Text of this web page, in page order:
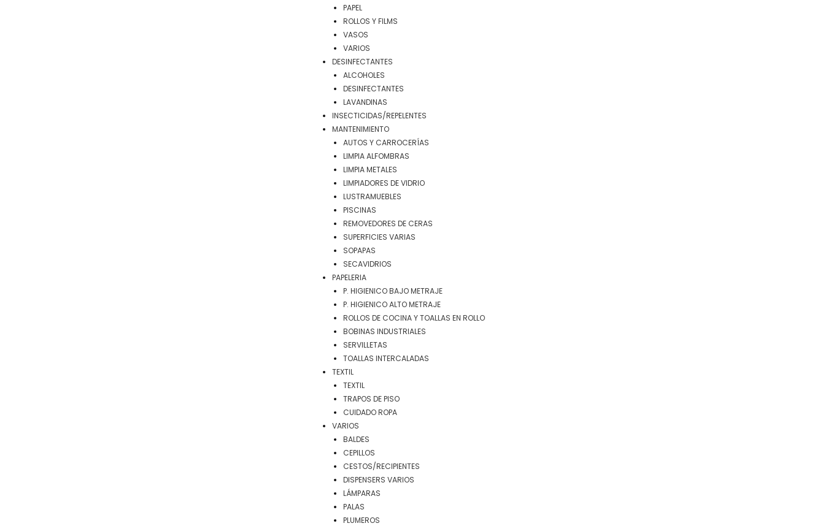
PAPEL
ROLLOS Y FILMS
VASOS
VARIOS
DESINFECTANTES
ALCOHOLES
DESINFECTANTES
LAVANDINAS
INSECTICIDAS/REPELENTES
MANTENIMIENTO
AUTOS Y CARROCERÍAS
LIMPIA ALFOMBRAS
LIMPIA METALES
LIMPIADORES DE VIDRIO
LUSTRAMUEBLES
PISCINAS
REMOVEDORES DE CERAS
SUPERFICIES VARIAS
SOPAPAS
SECAVIDRIOS
PAPELERIA
P. HIGIENICO BAJO METRAJE
P. HIGIENICO ALTO METRAJE
ROLLOS DE COCINA Y TOALLAS EN ROLLO
BOBINAS INDUSTRIALES
SERVILLETAS
TOALLAS INTERCALADAS
TEXTIL
TEXTIL
TRAPOS DE PISO
CUIDADO ROPA
VARIOS
BALDES
CEPILLOS
CESTOS/RECIPIENTES
DISPENSERS VARIOS
LÁMPARAS
PALAS
PLUMEROS